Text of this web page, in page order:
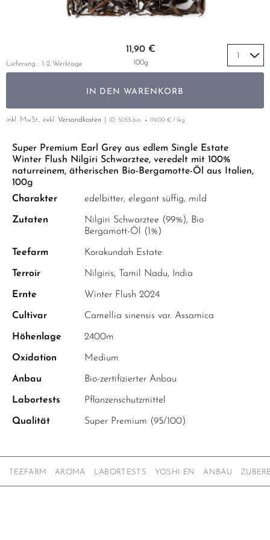
EMPFEHLUNGEN
GELBER TEE
SETS & GIFTS
PHOENIX DANCONG
ZHANGPING SHUI XIAN
THAILAND
EMPFEHLUNGEN
SETS & GIFTS
EMPFEHLUNGEN
SETS & GIFTS
MATE TEE
SELTENE INCENCES
Super Premium Earl Grey aus edlem Single Estate
Winter Flush Nilgiri Schwarztee, veredelt mit 100%
naturreinem, ätherischen Bio-Bergamotte-Öl aus Italien,
100g
Charakter
edelbitter, elegant süffig, mild
Zutaten
Nilgiri Schwarztee (99%), Bio
Bergamott-Öl (1%)
Teefarm Korakundah Estate
Terroir Nilgiris, Tamil Nadu, India
Ernte Winter Flush 2024
Cultivar Camellia sinensis var. Assamica
Höhenlage 2400m
Oxidation Medium
Anbau Bio-zertifizierter Anbau
Labortests Pflanzenschutzmittel
Qualität Super Premium (95/100)
11,90 €
100g
IN DEN WARENKORB
Lieferung : 1-2 Werktage
inkl. MwSt., exkl. Versandkosten ID 5053-bio 119,00 € / 1kg
TEEFARM AROMA LABORTESTS YOSHI EN ANBAU